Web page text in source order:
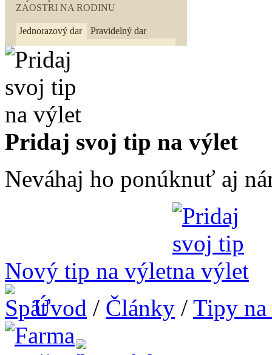
Pridaj svoj tip na výlet
Neváhaj ho ponúknuť aj
Nový tip na výlet
Úvod / Články / Tipy